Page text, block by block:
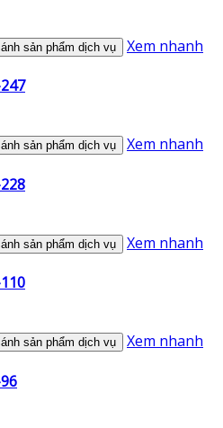
sản phẩm dịch vụ Xem nhanh
sản phẩm dịch vụ Xem nhanh
sản phẩm dịch vụ Xem nhanh
sản phẩm dịch vụ Xem nhanh